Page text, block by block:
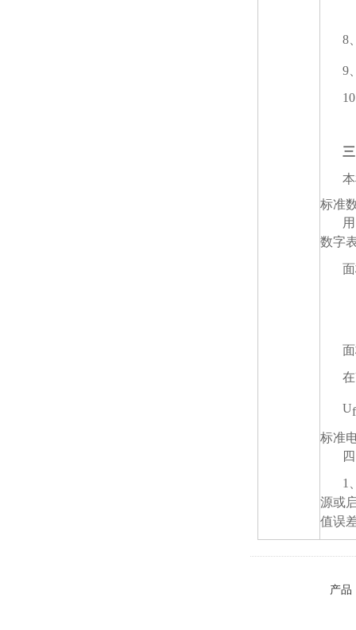
8
9
标准
数字
U
标准
1
源或
值误
产品